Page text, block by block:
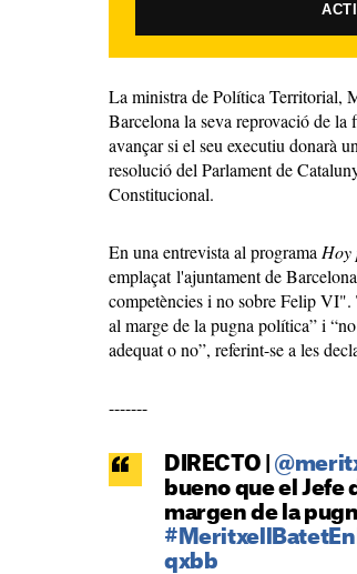
La ministra de Política Territorial,
Barcelona la seva reprovació de
avançar si el seu executiu donarà
resolució del Parlament de
Constitucional.
En una entrevista al programa Hoy
emplaçat l'ajuntament de
competències i no sobre Felip VI".
al marge de la pugna política” i
adequat o no”, referint-se a les
-------
DIRECTO @
bueno que elJefe
margen de la
#
qxbb